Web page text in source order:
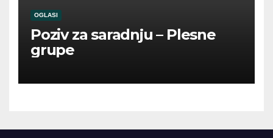
OGLASI
Poziv za saradnju – Plesne
grupe